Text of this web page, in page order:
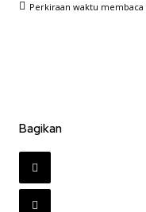
Perkiraan waktu membaca
Bagikan